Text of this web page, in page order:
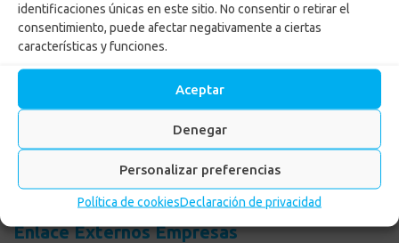
identificaciones únicas en este sitio. No consentir o retirar el
consentimiento, puede afectar negativamente a ciertas
características y funciones.
Aceptar
Denegar
Personalizar preferencias
Política de cookiesDeclaración de privacidad
Política tratamiento de datos
Aviso de Privacidad
Cumplimiento normas y recomendaciones para uso de Centros
Autorización tratamiento y uso de datos menores
Enlace Externos Empresas